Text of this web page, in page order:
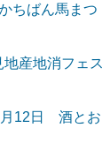
ちばん馬まつ
産地消フェス
月12日 酒とお